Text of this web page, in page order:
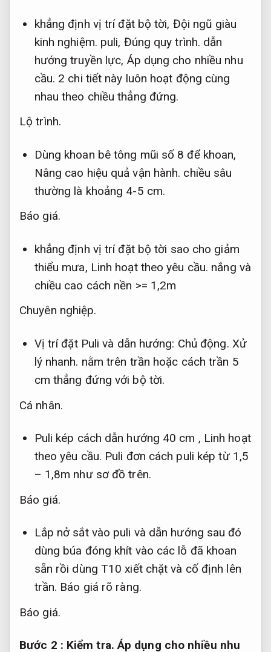
khẳng định vị trí đặt bộ tời, Đội ngũ giàu
kinh nghiệm. puli, Đúng quy trình. dẫn
hướng truyền lực, Áp dụng cho nhiều nhu
cầu. 2 chi tiết này luôn hoạt động cùng
nhau theo chiều thẳng đứng.
Lộ trình.
Dùng khoan bê tông mũi số 8 để khoan,
Nâng cao hiệu quả vận hành. chiều sâu
thường là khoảng 4-5 cm.
Báo giá.
khẳng định vị trí đặt bộ tời sao cho giảm
thiểu mưa, Linh hoạt theo yêu cầu. nắng và
chiều cao cách nền >= 1,2m
Chuyên nghiệp.
Vị trí đặt Puli và dẫn hướng: Chủ động. Xử
lý nhanh. nằm trên trần hoặc cách trần 5
cm thẳng đứng với bộ tời.
Cá nhân.
Puli kép cách dẫn hướng 40 cm , Linh hoạt
theo yêu cầu. Puli đơn cách puli kép từ 1,5
– 1,8m như sơ đồ trên.
Báo giá.
Lắp nở sắt vào puli và dẫn hướng sau đó
dùng búa đóng khít vào các lỗ đã khoan
sẵn rồi dùng T10 xiết chặt và cố định lên
trần. Báo giá rõ ràng.
Báo giá.
Bước 2 : Kiểm tra. Áp dụng cho nhiều nhu